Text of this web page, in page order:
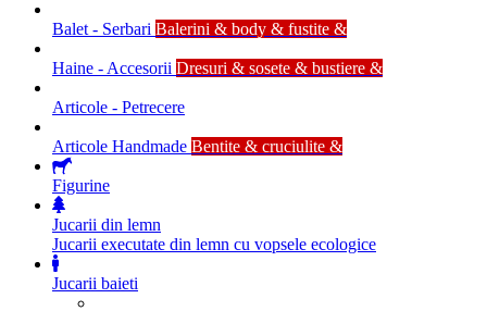
Balet - Serbari Balerini & body & fustite &
Haine - Accesorii Dresuri & sosete & bustiere &
Articole - Petrecere
Articole Handmade Bentite & cruciulite &
Figurine
Jucarii din lemn
Jucarii executate din lemn cu vopsele ecologice
Jucarii baieti